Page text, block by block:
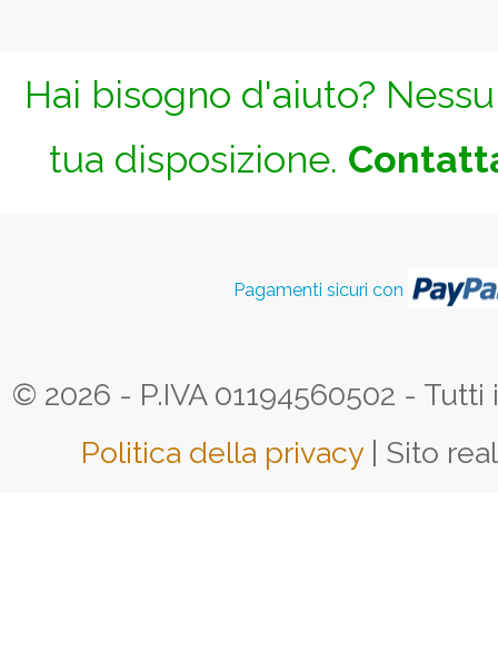
Hai bisogno d'aiuto?
tua disposizione.
Pagamenti sicuri con
© 2026 - P.IVA 01194560502 -
Politica della privacy | Sito